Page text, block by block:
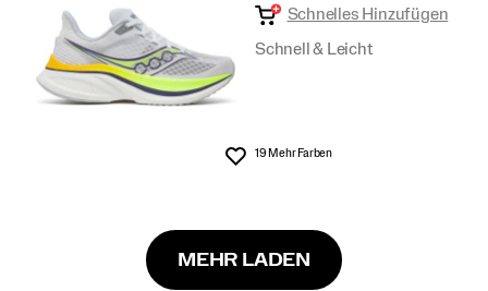
Wunschliste
Schnelles Hinzufügen
Schnell & Leicht
19 Mehr Farben
MEHR LADEN